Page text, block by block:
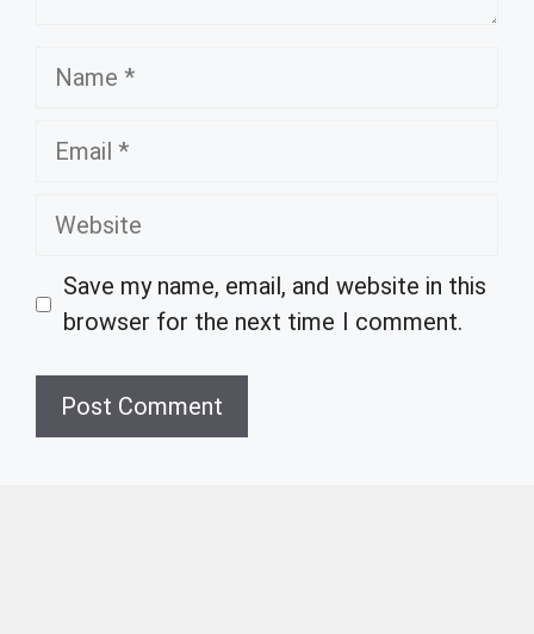
Name
Email
Website
Save my name, email, and website in this
browser for the next time I comment.